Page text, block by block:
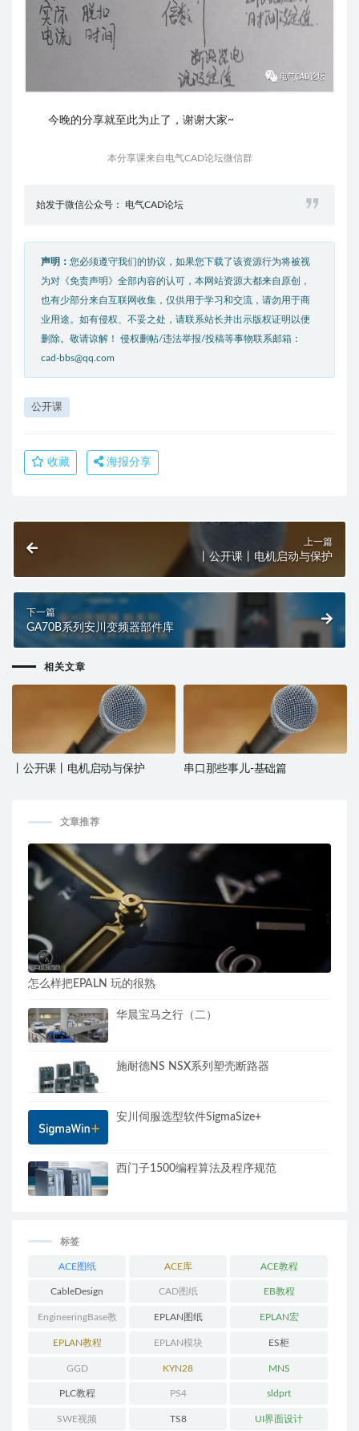
今晚的分享就至此为止了，谢谢大家~
本分享课来自电气CAD论坛微信群
始发于微信公众号： 电气CAD论坛
声明： 您必须遵守我们的协议，如果您下载了该资源行为将被视
为对《免责声明》全部内容的认可，本网站资源大都来自原创，
也有少部分来自互联网收集，仅供用于学习和交流，请勿用于商
业用途。如有侵权、不妥之处，请联系站长并出示版权证明以便
删除。敬请谅解！ 侵权删帖/违法举报/投稿等事物联系邮箱：
cad-bbs@qq.com
公开课
收藏 海报分享
上一篇
丨公开课丨电机启动与保护
下一篇
GA70B系列安川变频器部件库
相关文章
丨公开课丨电机启动与保护 串口那些事儿-基础篇
文章推荐
怎么样把EPALN 玩的很熟
华晨宝马之行（二）
施耐德NS NSX系列塑壳断路器
安川伺服选型软件SigmaSize+
西门子1500编程算法及程序规范
标签
ACE图纸 ACE库 ACE教程
CableDesign CAD图纸 EB教程
EngineeringBase教
程
EPLAN图纸 EPLAN宏
EPLAN教程 EPLAN模块 ES柜
GGD KYN28 MNS
PLC教程 PS4 sldprt
SWE视频 TS8 UI界面设计